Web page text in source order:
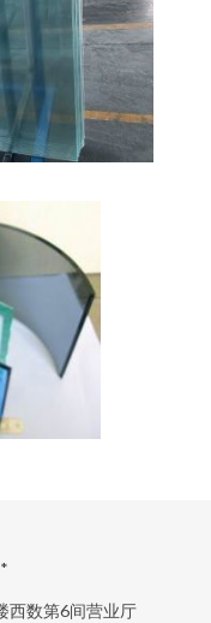
西数第6间营业厅